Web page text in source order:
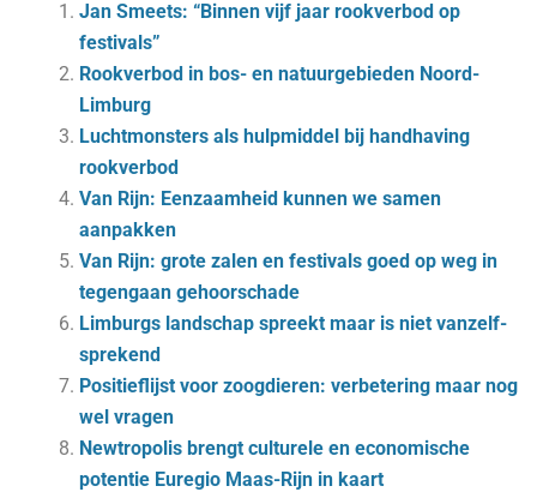
Jan Smeets: “Binnen vijf jaar rookverbod op
festivals”
Rookverbod in bos- en natuurgebieden Noord-
Limburg
Luchtmonsters als hulpmiddel bij handhaving
rookverbod
Van Rijn: Eenzaamheid kunnen we samen
aanpakken
Van Rijn: grote zalen en festivals goed op weg in
tegengaan gehoorschade
Lim­burgs land­schap spreekt maar is niet van­zelf­
spre­kend
Positieflijst voor zoogdieren: verbetering maar nog
wel vragen
Newtropolis brengt culturele en economische
potentie Euregio Maas-Rijn in kaart